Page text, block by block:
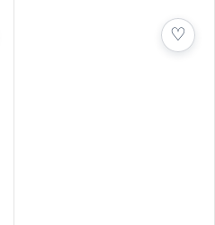
obchod@golfshop4you.cz
♡